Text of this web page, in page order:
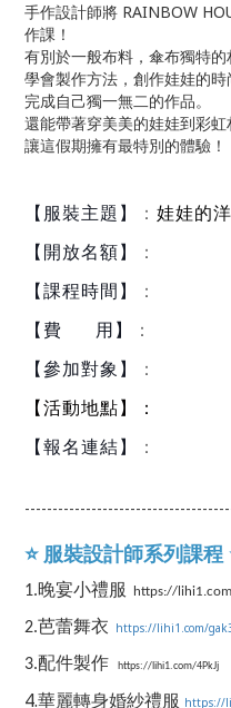
手作設計師將 RAINBOW
作課！
有別於一般布料，傘布獨特的
學會製作方法，創作娃娃的時
完成自己獨一無二的作品。
還能帶著穿美美的娃娃到彩虹
讓這假期擁有最特別的體驗！
【服裝主題】 ： 娃娃的
【開放名額】 ：
【課程時間】 ：
【費 用】 ：
【參加對象】 ：
【活動地點】 ：
【報名連結】 ：
⭐️ 服裝設計師系列課程
1.晚宴小禮服 https://
2.芭蕾舞衣 https://lihi1.com/
3.配件製作 https://lihi1.com/4PkJj
4.華麗轉身婚紗禮服 https://